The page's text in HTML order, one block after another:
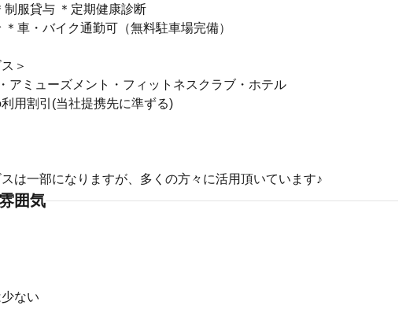
制服貸与 ＊定期健康診断
＊車・バイク通勤可（無料駐車場完備）
＞
アミューズメント・フィットネスクラブ・ホテル
用割引(当社提携先に準ずる)
は一部になりますが、多くの方々に活用頂いています♪
囲気
ない